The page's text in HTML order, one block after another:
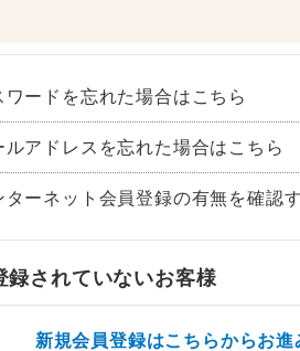
ワードを忘れた場合はこちら
ルアドレスを忘れた場合はこちら
ターネット会員登録の有無を確認
録されていないお客様
新規会員登録はこちらからお進